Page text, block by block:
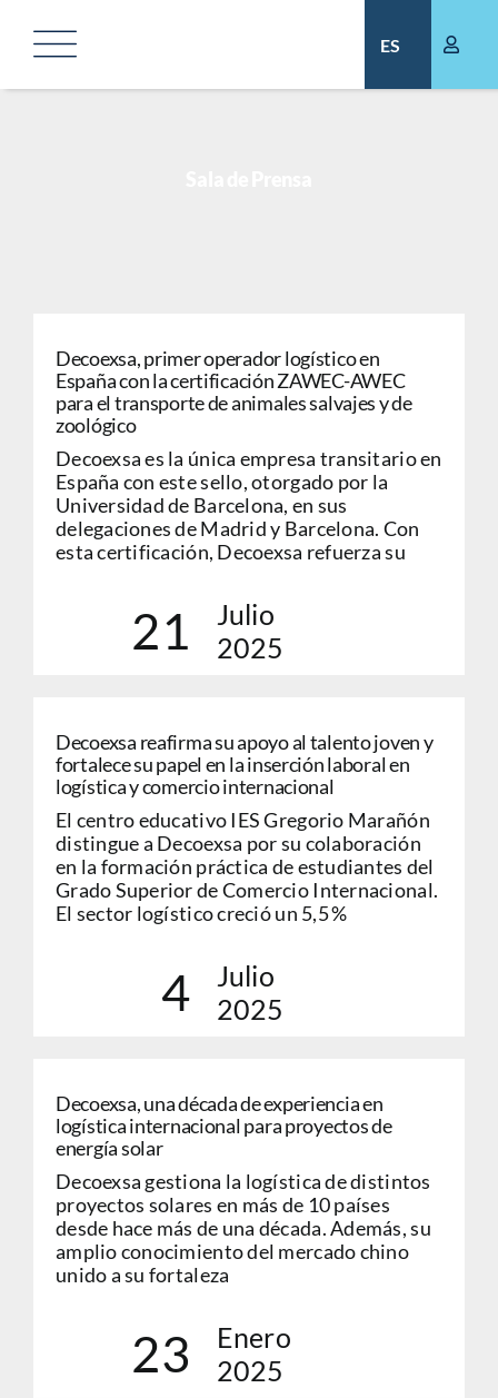
ES
Decoexsa, primer operador logístico en
España con la certificación ZAWEC-AWEC
para el transporte de animales salvajes y de
zoológico
Decoexsa es la única empresa transitario en
España con este sello, otorgado por la
Universidad de Barcelona, en sus
delegaciones de Madrid y Barcelona. Con
esta certificación, Decoexsa refuerza su
21
Julio
2025
Decoexsa reafirma su apoyo al talento joven y
fortalece su papel en la inserción laboral en
logística y comercio internacional
El centro educativo IES Gregorio Marañón
distingue a Decoexsa por su colaboración
en la formación práctica de estudiantes del
Grado Superior de Comercio Internacional.
El sector logístico creció un 5,5 %
4
Julio
2025
Decoexsa, una década de experiencia en
logística internacional para proyectos de
energía solar
Decoexsa gestiona la logística de distintos
proyectos solares en más de 10 países
desde hace más de una década. Además, su
amplio conocimiento del mercado chino
unido a su fortaleza
23
Enero
2025